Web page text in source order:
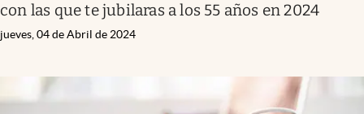
con las que te jubilaras a los 55 años en 2024
jueves, 04 de Abril de 2024